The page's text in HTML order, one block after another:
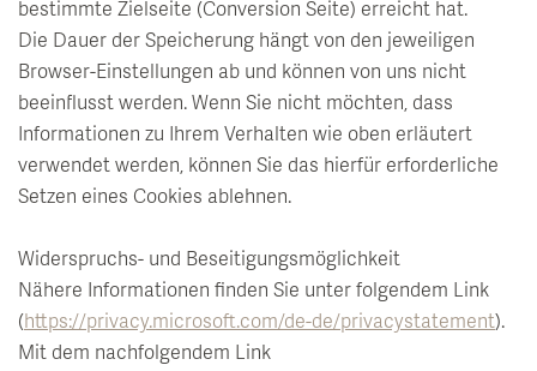
bestimmte Zielseite (Conversion Seite) erreicht hat.
Die Dauer der Speicherung hängt von den jeweiligen
Browser-Einstellungen ab und können von uns nicht
beeinflusst werden. Wenn Sie nicht möchten, dass
Informationen zu Ihrem Verhalten wie oben erläutert
verwendet werden, können Sie das hierfür erforderliche
Setzen eines Cookies ablehnen.
Widerspruchs- und Beseitigungsmöglichkeit
Nähere Informationen finden Sie unter folgendem Link
(https://privacy.microsoft.com/de-de/privacystatement).
Mit dem nachfolgendem Link